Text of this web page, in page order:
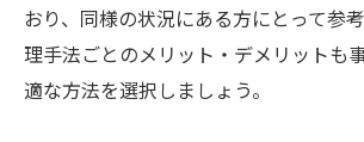
おり、同様の状況にある方にとって参
理手法ごとのメリット・デメリットも
適な方法を選択しましょう。